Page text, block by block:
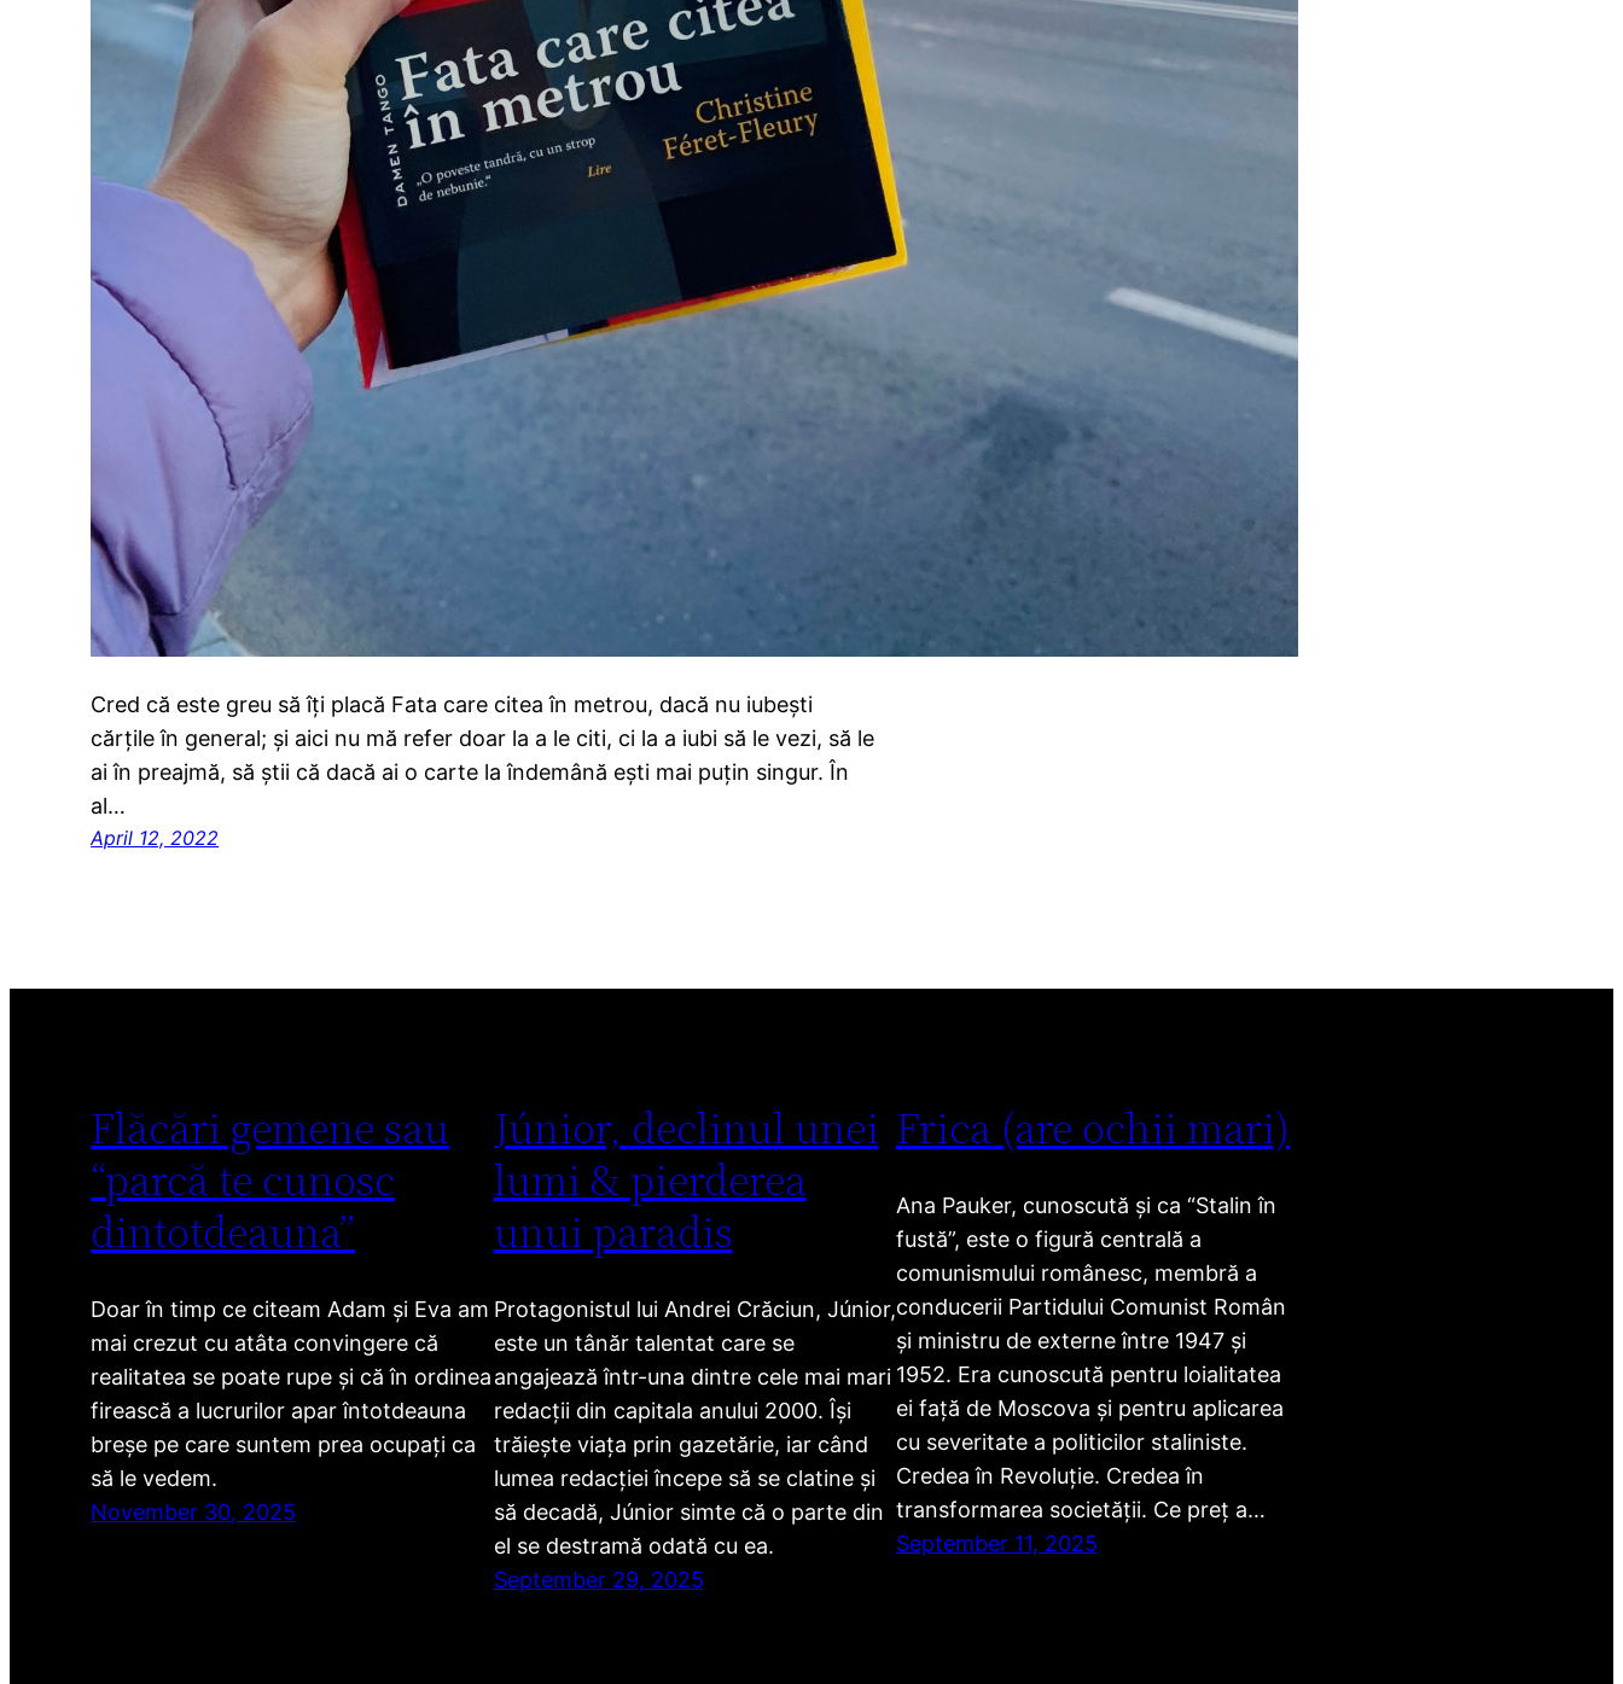
Cred că este greu să îți placă Fata care citea în metrou, dacă nu iubești
cărțile în general; și aici nu mă refer doar la a le citi, ci la a iubi să le vezi, să le
ai în preajmă, să știi că dacă ai o carte la îndemână ești mai puțin singur. În
al…
April 12, 2022
Flăcări gemene sau
“parcă te cunosc
dintotdeauna”
Doar în timp ce citeam Adam și Eva am
mai crezut cu atâta convingere că
realitatea se poate rupe și că în ordinea
firească a lucrurilor apar întotdeauna
breșe pe care suntem prea ocupați ca
să le vedem.
November 30, 2025
Júnior, declinul unei
lumi & pierderea
unui paradis
Protagonistul lui Andrei Crăciun, Júnior,
este un tânăr talentat care se
angajează într-una dintre cele mai mari
redacții din capitala anului 2000. Își
trăiește viața prin gazetărie, iar când
lumea redacției începe să se clatine și
să decadă, Júnior simte că o parte din
el se destramă odată cu ea.
September 29, 2025
Frica (are ochii mari)
Ana Pauker, cunoscută și ca “Stalin în
fustă”, este o figură centrală a
comunismului românesc, membră a
conducerii Partidului Comunist Român
și ministru de externe între 1947 și
1952. Era cunoscută pentru loialitatea
ei față de Moscova și pentru aplicarea
cu severitate a politicilor staliniste.
Credea în Revoluție. Credea în
transformarea societății. Ce preț a…
September 11, 2025